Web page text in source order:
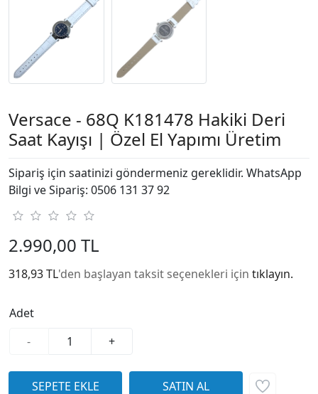
Versace - 68Q K181478 Hakiki Deri
Saat Kayışı | Özel El Yapımı Üretim
Sipariş için saatinizi göndermeniz gereklidir. WhatsApp
Bilgi ve Sipariş: 0506 131 37 92
2.990,00 TL
318,93 TL'den başlayan taksit seçenekleri için tıklayın.
Adet
-
+